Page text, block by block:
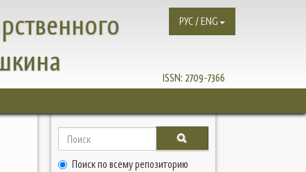
ISSN: 2709-7366
РУС / ENG
Поиск по всему репозиторию